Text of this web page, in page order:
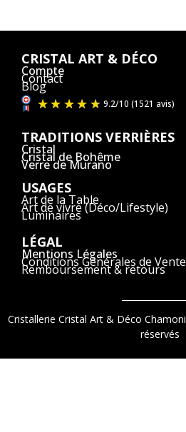
CRISTAL ART & DÉCO
Compte
Contact
Blog
TRADITIONS VERRIÈRES
Cristal
Cristal de Bohême
Verre de Murano
USAGES
Art de la Table
Art de vivre (Déco/Lifestyle)
Luminaires
LÉGAL
Mentions Légales
Conditions Générales de Vente
Remboursement & retours
Cristallerie Cristal Art & Déco
réservés